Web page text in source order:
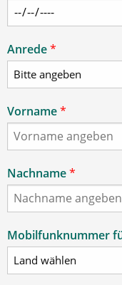
Anrede*
Vorname*
Nachname*
Mobilfunknummer